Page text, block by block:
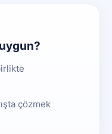
çözmek